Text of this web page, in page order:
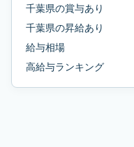
千葉県の賞与あり
千葉県の昇給あり
給与相場
高給与ランキング